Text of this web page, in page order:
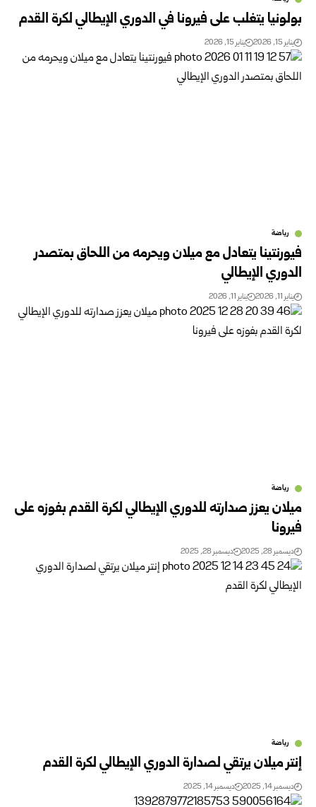
بولونيا يتغلب على فيرونا في الدوري الإيطالي لكرة القدم
يناير 15, 2026 يناير 15, 2026
رياضة
فيورنتينا يتعادل مع ميلان ويحرمه من اللحاق بمتصدر
الدوري الإيطالي
يناير 11, 2026 يناير 11, 2026
رياضة
ميلان يعزز صدارته للدوري الإيطالي لكرة القدم بفوزه على
فيرونا
ديسمبر 28, 2025 ديسمبر 28, 2025
رياضة
إنتر ميلان يرتقي لصدارة الدوري الإيطالي لكرة القدم
ديسمبر 14, 2025 ديسمبر 14, 2025